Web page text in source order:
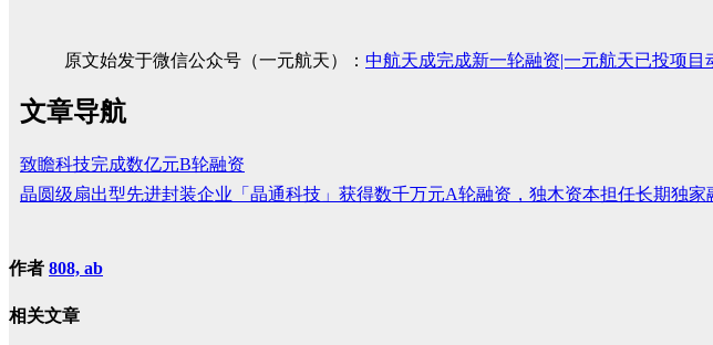
原文始发于微信公众号（一元航天）： 中航天成完成新一轮融资|一元航天已投项目
文章导航
致瞻科技完成数亿元B轮融资
晶圆级扇出型先进封装企业「晶通科技」获得数千万元A轮融资，独木资本担任长期独家
作者 808, ab
相关文章